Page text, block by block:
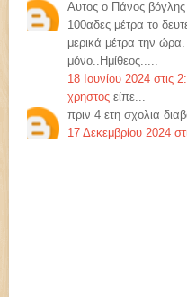
Αυτος ο Πάνος
100αδες μέτρα το
μερικά μέτρα την
μόνο..Ημίθεος.....
18 Ιουνίου 2024 στις
χρηστος είπε...
πριν 4 ετη σχολια
17 Δεκεμβρίου 2024